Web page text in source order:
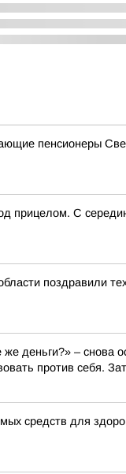
пенсионеры
прицелом. С
поздравили
же деньги?» – снова
против себя.
средств для